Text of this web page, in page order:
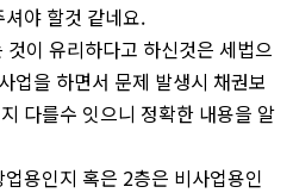
야 할것 같네요.
이 유리하다고 하신것은 세법으
업을 하면서 문제 발생시 채권보
다를수 잇으니 정확한 내용을 알
용인지 혹은 2층은 비사업용인